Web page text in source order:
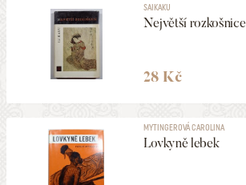
SAIKAKU
Největší rozkošnice
28 Kč
MYTINGEROVÁ CAROLINA
Lovkyně lebek